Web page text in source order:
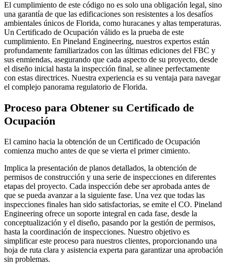
El cumplimiento de este código no es solo una obligación legal, sino
una garantía de que las edificaciones son resistentes a los desafíos
ambientales únicos de Florida, como huracanes y altas temperaturas.
Un Certificado de Ocupación válido es la prueba de este
cumplimiento. En Pineland Engineering, nuestros expertos están
profundamente familiarizados con las últimas ediciones del FBC y
sus enmiendas, asegurando que cada aspecto de su proyecto, desde
el diseño inicial hasta la inspección final, se alinee perfectamente
con estas directrices. Nuestra experiencia es su ventaja para navegar
el complejo panorama regulatorio de Florida.
Proceso para Obtener su Certificado de
Ocupación
El camino hacia la obtención de un Certificado de Ocupación
comienza mucho antes de que se vierta el primer cimiento.
Implica la presentación de planos detallados, la obtención de
permisos de construcción y una serie de inspecciones en diferentes
etapas del proyecto. Cada inspección debe ser aprobada antes de
que se pueda avanzar a la siguiente fase. Una vez que todas las
inspecciones finales han sido satisfactorias, se emite el CO. Pineland
Engineering ofrece un soporte integral en cada fase, desde la
conceptualización y el diseño, pasando por la gestión de permisos,
hasta la coordinación de inspecciones. Nuestro objetivo es
simplificar este proceso para nuestros clientes, proporcionando una
hoja de ruta clara y asistencia experta para garantizar una aprobación
sin problemas.